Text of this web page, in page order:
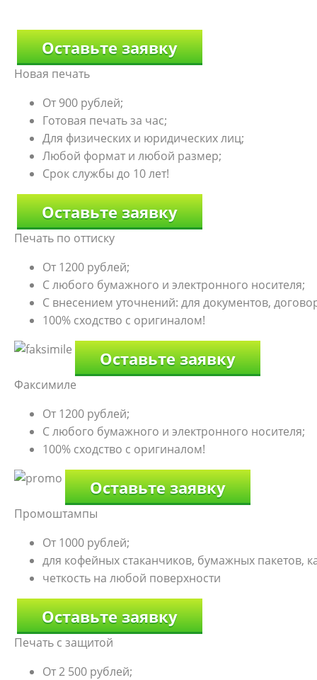
Оставьте заявку
Новая печать
От 900 рублей;
Готовая печать за час;
Для физических и юридических лиц;
Любой формат и любой размер;
Срок службы до 10 лет!
Оставьте заявку
Печать по оттиску
От 1200 рублей;
С любого бумажного и электронного носителя;
С внесением уточнений: для документов,
100% сходство с оригиналом!
Оставьте заявку
Факсимиле
От 1200 рублей;
С любого бумажного и электронного носителя;
100% сходство с оригиналом!
Оставьте заявку
Промоштампы
От 1000 рублей;
для кофейных стаканчиков, бумажных пакетов,
четкость на любой поверхности
Оставьте заявку
Печать с защитой
От 2 500 рублей;